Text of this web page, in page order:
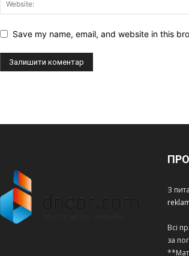
Save my name, email, and website in this
З
Всі
за